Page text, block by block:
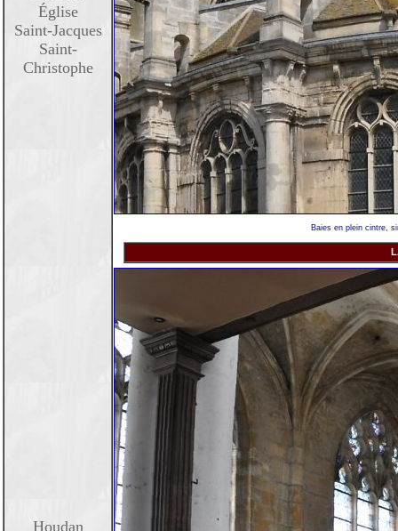
Église
Saint-Jacques
Saint-
Christophe
Houdan
Baies en plein cintre,